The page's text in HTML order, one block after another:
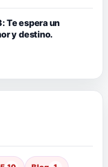
Te espera un
y destino.